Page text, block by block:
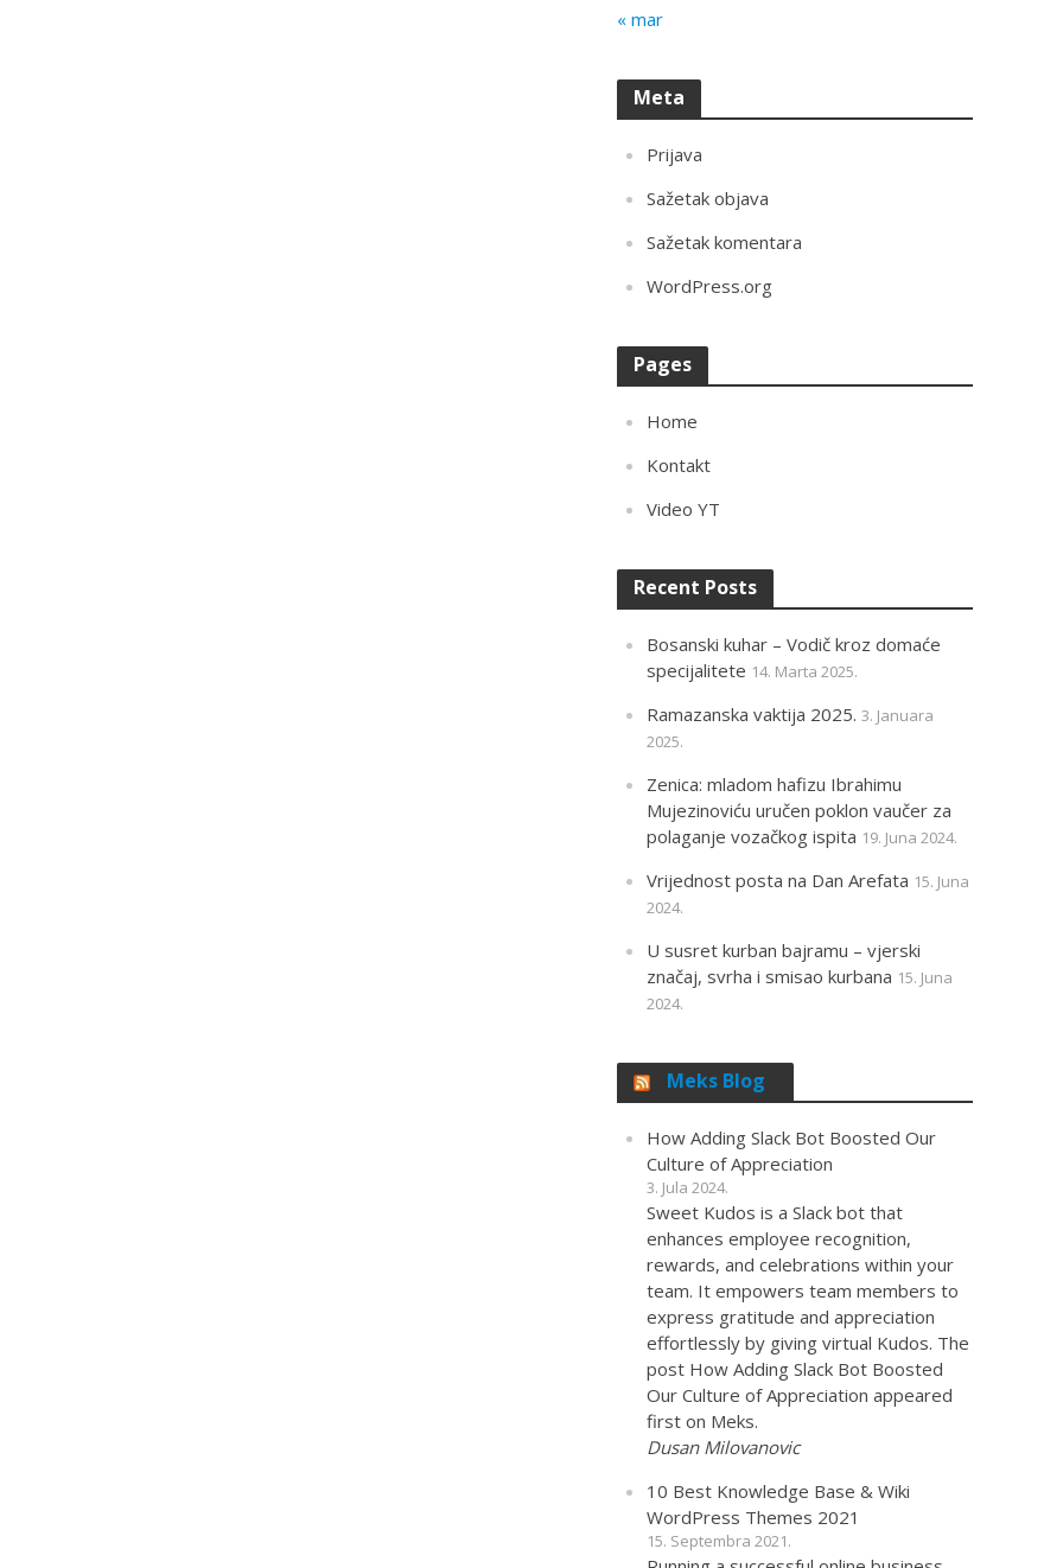
« mar
Meta
Prijava
Sažetak objava
Sažetak komentara
WordPress.org
Pages
Home
Kontakt
Video YT
Recent Posts
Bosanski kuhar – Vodič kroz domaće
specijalitete 14. Marta 2025.
Ramazanska vaktija 2025. 3. Januara
2025.
Zenica: mladom hafizu Ibrahimu
Mujezinoviću uručen poklon vaučer za
polaganje vozačkog ispita 19. Juna 2024.
Vrijednost posta na Dan Arefata 15. Juna
2024.
U susret kurban bajramu – vjerski
značaj, svrha i smisao kurbana 15. Juna
2024.
Meks Blog
How Adding Slack Bot Boosted Our
Culture of Appreciation
3. Jula 2024.
Sweet Kudos is a Slack bot that
enhances employee recognition,
rewards, and celebrations within your
team. It empowers team members to
express gratitude and appreciation
effortlessly by giving virtual Kudos. The
post How Adding Slack Bot Boosted
Our Culture of Appreciation appeared
first on Meks.
Dusan Milovanovic
10 Best Knowledge Base & Wiki
WordPress Themes 2021
15. Septembra 2021.